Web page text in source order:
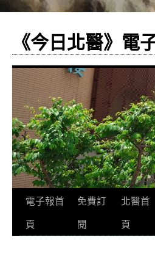
《今日北醫》電
跳
至
電子報首
頁
免費訂
閱
北醫首
頁